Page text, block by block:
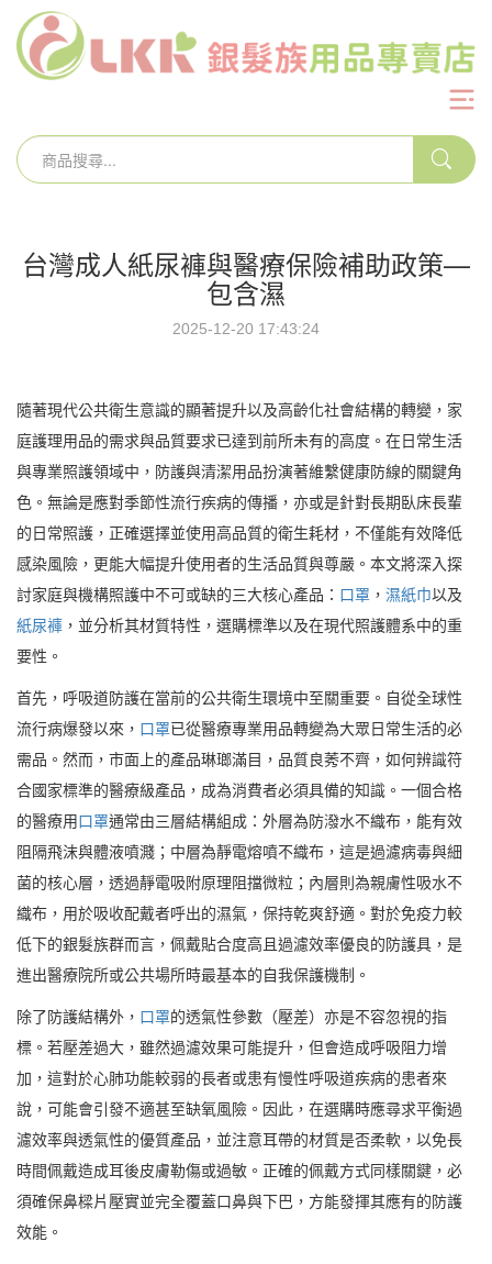
台灣成人紙尿褲與醫療保險補助政策—
包含濕
2025-12-20 17:43:24
隨著現代公共衛生意識的顯著提升以及高齡化社會結構的轉變，家
庭護理用品的需求與品質要求已達到前所未有的高度。在日常生活
與專業照護領域中，防護與清潔用品扮演著維繫健康防線的關鍵角
色。無論是應對季節性流行疾病的傳播，亦或是針對長期臥床長輩
的日常照護，正確選擇並使用高品質的衛生耗材，不僅能有效降低
感染風險，更能大幅提升使用者的生活品質與尊嚴。本文將深入探
討家庭與機構照護中不可或缺的三大核心產品： 口罩 ， 濕紙巾以及
紙尿褲 ，並分析其材質特性，選購標準以及在現代照護體系中的重
要性。
首先，呼吸道防護在當前的公共衛生環境中至關重要。自從全球性
流行病爆發以來， 口罩已從醫療專業用品轉變為大眾日常生活的必
需品。然而，市面上的產品琳瑯滿目，品質良莠不齊，如何辨識符
合國家標準的醫療級產品，成為消費者必須具備的知識。一個合格
的醫療用口罩通常由三層結構組成：外層為防潑水不織布，能有效
阻隔飛沫與體液噴濺；中層為靜電熔噴不織布，這是過濾病毒與細
菌的核心層，透過靜電吸附原理阻擋微粒；內層則為親膚性吸水不
織布，用於吸收配戴者呼出的濕氣，保持乾爽舒適。對於免疫力較
低下的銀髮族群而言，佩戴貼合度高且過濾效率優良的防護具，是
進出醫療院所或公共場所時最基本的自我保護機制。
除了防護結構外， 口罩的透氣性參數（壓差）亦是不容忽視的指
標。若壓差過大，雖然過濾效果可能提升，但會造成呼吸阻力增
加，這對於心肺功能較弱的長者或患有慢性呼吸道疾病的患者來
說，可能會引發不適甚至缺氧風險。因此，在選購時應尋求平衡過
濾效率與透氣性的優質產品，並注意耳帶的材質是否柔軟，以免長
時間佩戴造成耳後皮膚勒傷或過敏。正確的佩戴方式同樣關鍵，必
須確保鼻樑片壓實並完全覆蓋口鼻與下巴，方能發揮其應有的防護
效能。